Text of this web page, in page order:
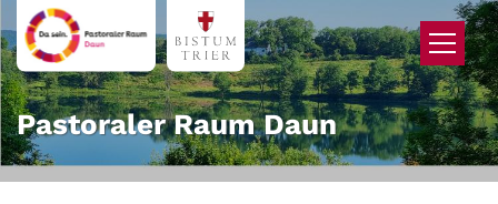
Zum Inhalt springen
Pastoraler Raum Daun